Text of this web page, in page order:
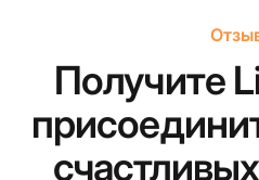
Получите